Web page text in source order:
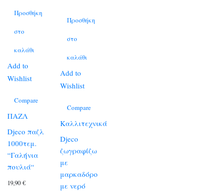
Προσθήκη
στο
καλάθι
Add to
Wishlist
Compare
ΠΑΖΛ
Djeco παζλ
1000τεμ.
“Γαλήνια
πουλιά“
19,90 €
Προσθήκη
στο
καλάθι
Add to
Wishlist
Compare
Καλλιτεχνικά
Djeco
ζωγραφίζω
με
μαρκαδόρο
με νερό